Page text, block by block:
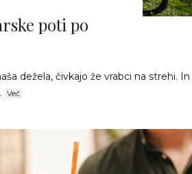
poti po
dežela, čivkajo že vrabci na strehi. In
Več